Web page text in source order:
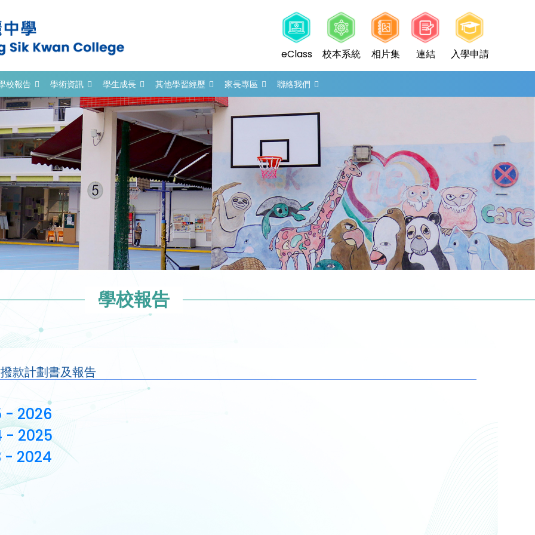
eClass 校本系統 相片集 連結 入學申請
校報告 學術資訊 學生成長 其他學習經歷 家長專區 聯絡我們
學校報告
款計劃書及報告
- 2026
- 2025
- 2024